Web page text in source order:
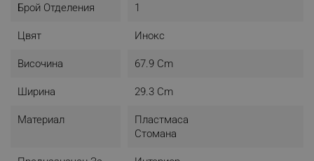
Брой Отделения 1
Цвят Инокс
Височина 67.9 Cm
Ширина 29.3 Cm
Материал
Пластмаса
Стомана